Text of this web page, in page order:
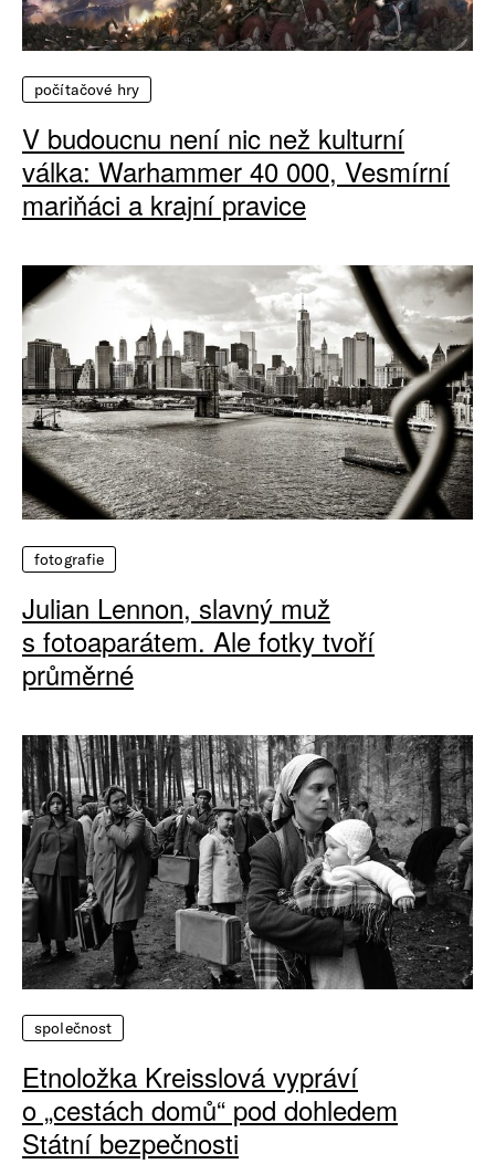
počítačové hry
V budoucnu není nic než kulturní
válka: Warhammer 40 000, Vesmírní
mariňáci a krajní pravice
fotografie
Julian Lennon, slavný muž
s fotoaparátem. Ale fotky tvoří
průměrné
společnost
Etnoložka Kreisslová vypráví
o „cestách domů“ pod dohledem
Státní bezpečnosti